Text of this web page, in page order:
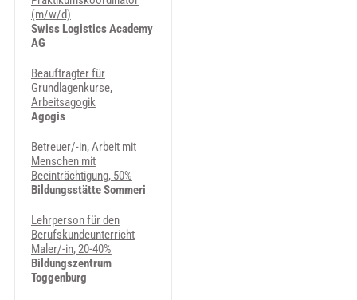
(m/w/d)
Swiss Logistics Academy
AG
Beauftragter für
Grundlagenkurse,
Arbeitsagogik
Agogis
Betreuer/-in, Arbeit mit
Menschen mit
Beeinträchtigung, 50%
Bildungsstätte Sommeri
Lehrperson für den
Berufskundeunterricht
Maler/-in, 20-40%
Bildungszentrum
Toggenburg